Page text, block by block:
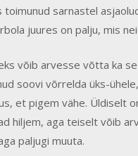
toimunud sarnastel
juures on palju, mis
võib arvesse võtta ka
soovi võrrelda üks-
et pigem vähe. Üldiselt
hiljem, aga teiselt võib
paljugi muuta.